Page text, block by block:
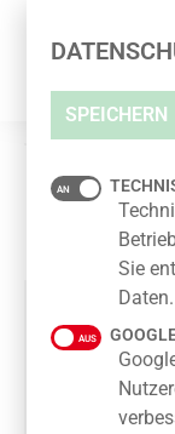
Sie
Daten.
SPEICHERN